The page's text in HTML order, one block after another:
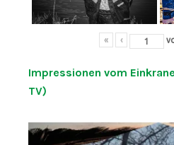
« ‹
Impressionen vom
TV)